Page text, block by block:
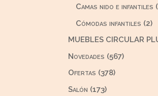
Camas nido e infantiles
Cómodas infantiles 22
MUEBLES CIRCULAR
Novedades 567567
Ofertas 378378
Salón 173173